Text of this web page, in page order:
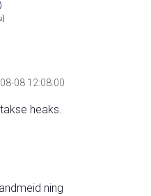
08 12:08:00
heaks.
ning